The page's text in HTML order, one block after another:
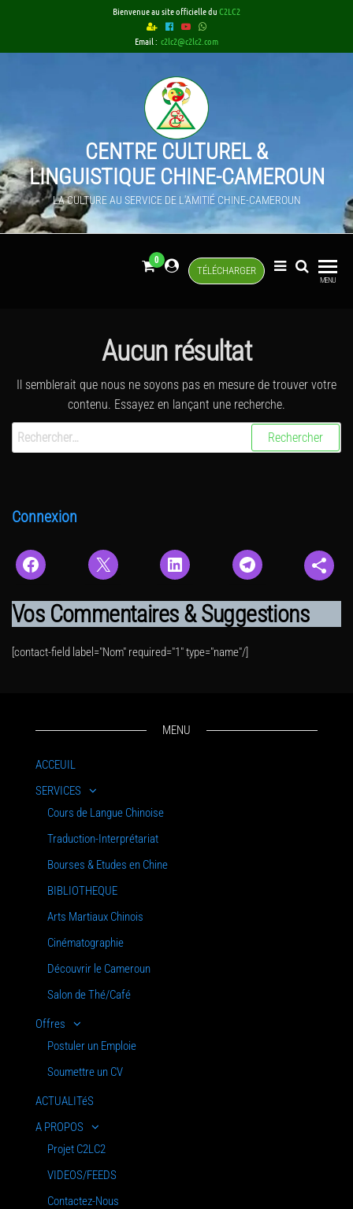
Bienvenue au site officielle duC2LC2
Email : c2lc2@c2lc2.com
CENTRE CULTUREL &
LINGUISTIQUE CHINE-CAMEROUN
LA CULTURE AU SERVICE DE L'AMITIÉ CHINE-CAMEROUN
TÉLÉCHARGER
0
MENU
Aucun résultat
Il semblerait que nous ne soyons pas en mesure de trouver votre
contenu. Essayez en lançant une recherche.
Connexion
Vos Commentaires & Suggestions
[contact-field label="Nom" required="1" type="name"/]
MENU
ACCEUIL
SERVICES
Cours de Langue Chinoise
Traduction-Interprétariat
Bourses & Etudes en Chine
BIBLIOTHEQUE
Arts Martiaux Chinois
Cinématographie
Découvrir le Cameroun
Salon de Thé/Café
Offres
Postuler un Emploie
Soumettre un CV
ACTUALITéS
A PROPOS
Projet C2LC2
VIDEOS/FEEDS
Contactez-Nous